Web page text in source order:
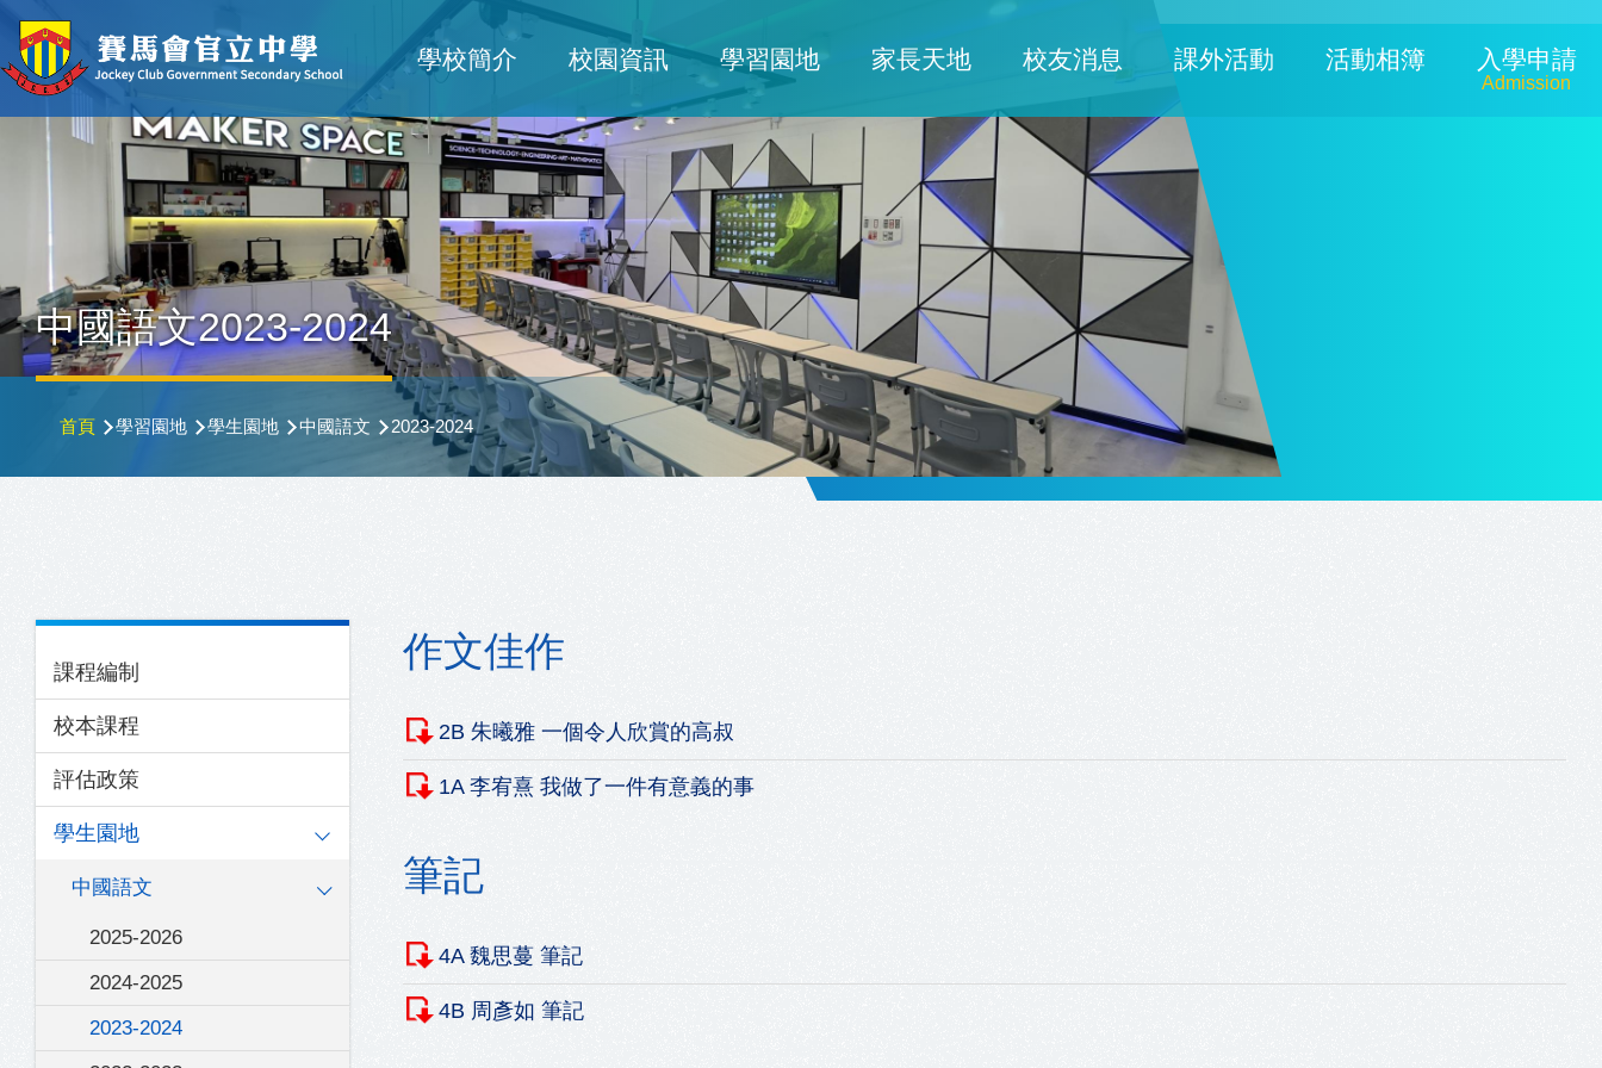
移至主內容
Main
navigation
學校簡介 校園資訊 學習園地 家長天地 校友消息 課外活動 活動相簿 入學申請
Admission
中國語文2023-2024
航
連
首頁 學習園地 學生園地 中國語文 2023-2024
作文佳作
2B 朱曦雅 一個令人欣賞的高叔
1A 李宥熹 我做了一件有意義的事
筆記
4A 魏思蔓 筆記
4B 周彥如 筆記
navigation
課程編制
校本課程
評估政策
學生園地
中國語文
2025-2026
2024-2025
2023-2024